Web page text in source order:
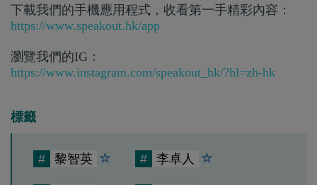
下載我們的手機應用程式，收看第一手精彩內容：
https://www.speakout.hk/app
瀏覽我們的IG：
https://www.instagram.com/speakout_hk/?hl=zh-hk
標籤
# 黎智英 # 李卓人